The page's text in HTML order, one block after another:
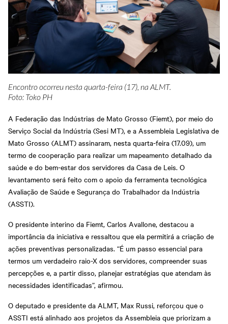
Cadastre-se em nossa
Newsletter
Sesi Viva Bem
Consultas e Exames
Ocupacionais
Treinamentos das
Normas
Regulamentadoras
Abrir Solicitação no SAC
Downloads
Credenciamento
Privacidade e Proteção
de Dados
Encontro ocorreu nesta quarta-feira (17), na ALMT.
Foto: Toko PH
A Federação das Indústrias de Mato Grosso (Fiemt), por meio do
Serviço Social da Indústria (Sesi MT), e a Assembleia Legislativa de
Mato Grosso (ALMT) assinaram, nesta quarta-feira (17.09), um
termo de cooperação para realizar um mapeamento detalhado da
saúde e do bem-estar dos servidores da Casa de Leis. O
levantamento será feito com o apoio da ferramenta tecnológica
Avaliação de Saúde e Segurança do Trabalhador da Indústria
(ASSTI).
O presidente interino da Fiemt, Carlos Avallone, destacou a
importância da iniciativa e ressaltou que ela permitirá a criação de
ações preventivas personalizadas. “É um passo essencial para
termos um verdadeiro raio-X dos servidores, compreender suas
percepções e, a partir disso, planejar estratégias que atendam às
necessidades identificadas”, afirmou.
O deputado e presidente da ALMT, Max Russi, reforçou que o
ASSTI está alinhado aos projetos da Assembleia que priorizam a